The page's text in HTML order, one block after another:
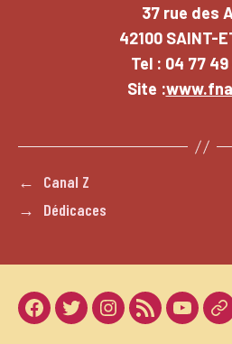
37 rue des
42100 SAINT-
Tel : 04 77
Site :
←
Canal Z
→
Dédicaces
Facebook
TwitterInstagram
LinkedIn